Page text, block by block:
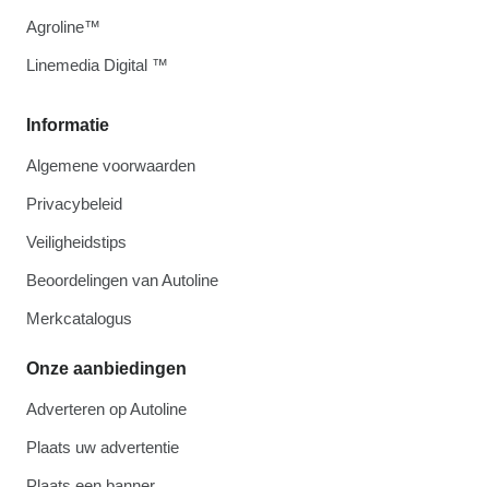
Informatie
Algemene voorwaarden
Privacybeleid
Veiligheidstips
Beoordelingen van Autoline
Merkcatalogus
Onze aanbiedingen
Adverteren op Autoline
Plaats uw advertentie
Agroline™
Linemedia Digital ™